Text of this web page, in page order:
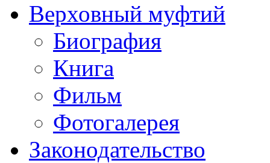
Верховный муфтий
Биография
Книга
Фильм
Фотогалерея
Законодательство